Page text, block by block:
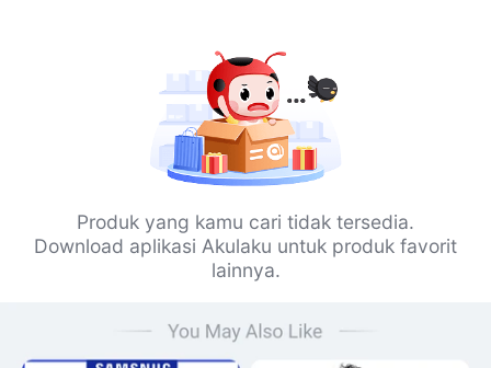
Produk yang kamu cari tidak tersedia.
Download aplikasi Akulaku untuk produk favorit
lainnya.